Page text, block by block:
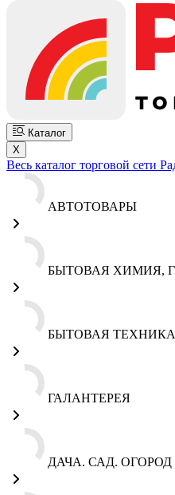
Каталог
X
Весь каталог торговой сети
АВТОТОВАРЫ
БЫТОВАЯ ХИМИЯ,
БЫТОВАЯ ТЕХНИКА
ГАЛАНТЕРЕЯ
ДАЧА. САД. ОГОРОД